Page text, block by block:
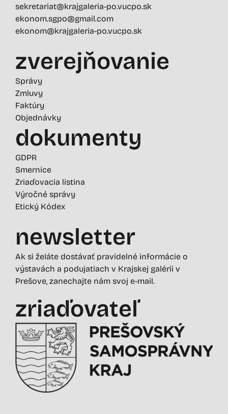
sekretariat@krajgaleria-po.vucpo.sk
ekonom.sgpo@gmail.com
ekonom@krajgaleria-po.vucpo.sk
zverejňovanie
Správy
Zmluvy
Faktúry
Objednávky
dokumenty
GDPR
Smernice
Zriaďovacia listina
Výročné správy
Etický Kódex
newsletter
Ak si želáte dostávať pravidelné informácie o
výstavách a podujatiach v Krajskej galérii v
Prešove, zanechajte nám svoj e-mail.
zriaďovateľ